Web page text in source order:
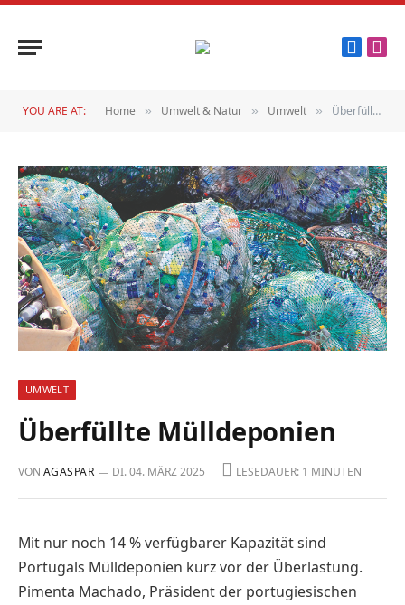
YOU ARE AT: Home » Umwelt & Natur » Umwelt » Überfüllte Mülldeponien
UMWELT
Überfüllte Mülldeponien
VON AGASPAR DI. 04. MÄRZ 2025 LESEDAUER: 1 MINUTEN
Mit nur noch 14 % verfügbarer Kapazität sind
Portugals Mülldeponien kurz vor der Überlastung.
Pimenta Machado, Präsident der portugiesischen